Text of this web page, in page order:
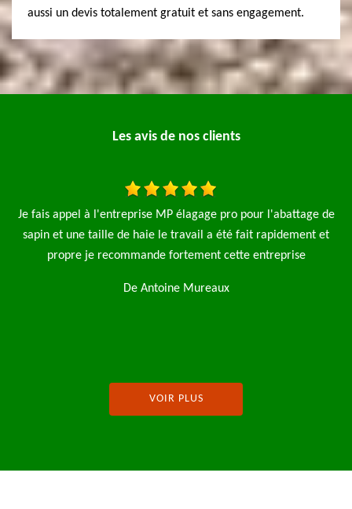
aussi un devis totalement gratuit et sans engagement.
Les avis de nos clients
J’ai fait appel à l’entreprise MP élagage pour la tonte d’une
pelouse et l’abattage d’une avec l’enlèvement des déchets verts.
Très bon travail je recommande
De Julie Fernaux
VOIR PLUS